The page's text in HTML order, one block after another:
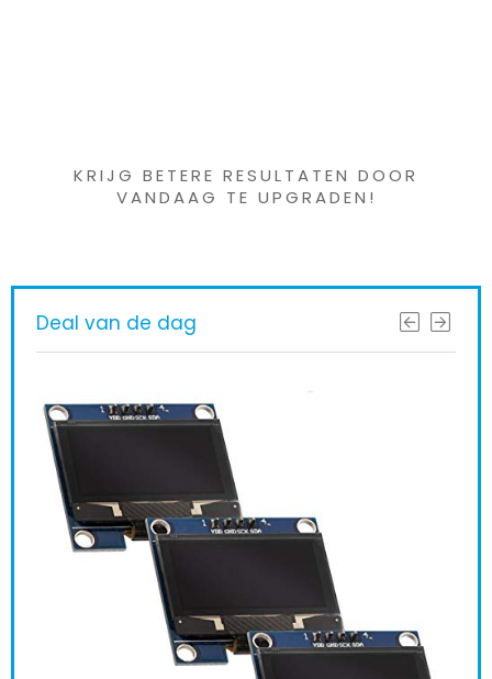
KRIJG BETERE RESULTATEN DOOR
VANDAAG TE UPGRADEN!
Deal van de dag